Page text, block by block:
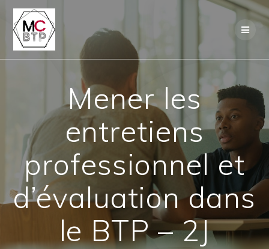
Mener les
entretiens
professionnel et
d’évaluation dans
le BTP – 2J